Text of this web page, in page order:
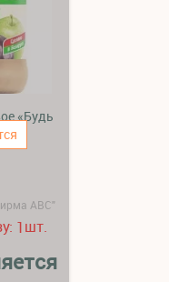
«Будь
АВС"
1шт.